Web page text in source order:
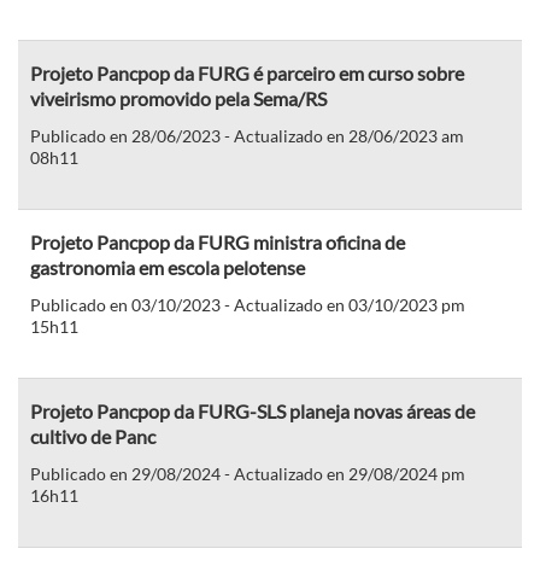
Projeto Pancpop da FURG é parceiro em curso sobre
viveirismo promovido pela Sema/RS
Publicado en 28/06/2023 - Actualizado en 28/06/2023 am
08h11
Projeto Pancpop da FURG ministra oficina de
gastronomia em escola pelotense
Publicado en 03/10/2023 - Actualizado en 03/10/2023 pm
15h11
Projeto Pancpop da FURG-SLS planeja novas áreas de
cultivo de Panc
Publicado en 29/08/2024 - Actualizado en 29/08/2024 pm
16h11